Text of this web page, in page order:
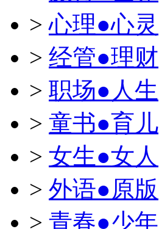
>心理●心灵
> 经管●理财
> 职场●人生
> 童书●育儿
> 女生●女人
> 外语●原版
> 青春●少年